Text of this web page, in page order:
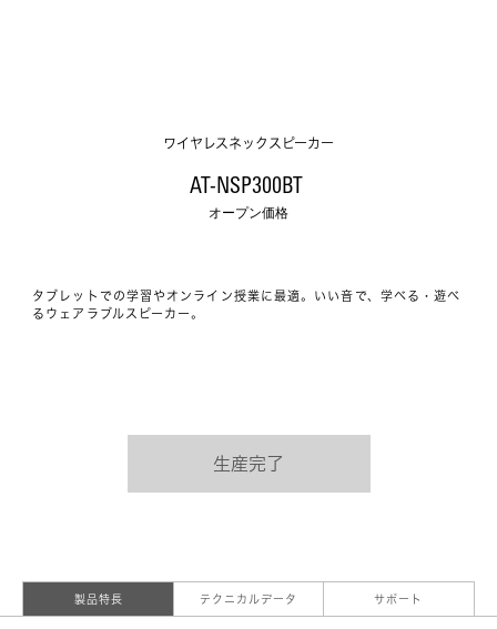
ワイヤレスネックスピーカー
AT-NSP300BT
オープン価格
タブレットでの学習やオンライン授業に最適。いい音で、学べる・遊べ
るウェアラブルスピーカー。
生産完了
製品特長 テクニカルデータ サポート